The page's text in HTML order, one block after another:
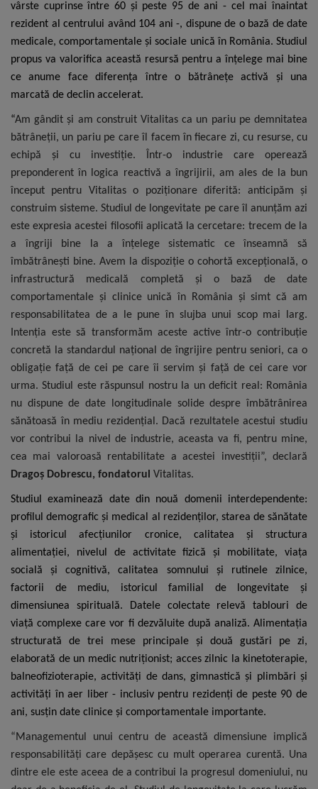
vârste cuprinse între 60 și peste 95 de ani - cel mai înaintat
rezident al centrului având 104 ani -, dispune de o bază de date
medicale, comportamentale și sociale unică în România. Studiul
propus va valorifica această resursă pentru a înțelege mai bine
ce anume face diferența între o bătrânețe activă și una
marcată de declin accelerat.
“Am gândit și am construit Vitalitas ca un pariu pe demnitatea
bătrâneții, un pariu pe care îl facem în fiecare zi, cu resurse, cu
echipă și cu investiție. Într-o industrie care operează
preponderent în logica reactivă a îngrijirii, am ales de la bun
început pentru Vitalitas o poziționare diferită: anticipăm și
construim sisteme. Studiul de longevitate pe care îl anunțăm azi
este expresia acestei filosofii aplicată la cercetare: trecem de la
a îngriji bine la a înțelege sistematic ce înseamnă să
îmbătrânești bine. Avem la dispoziție o cohortă excepțională, o
infrastructură medicală completă și o bază de date
comportamentale și clinice unică în România și simt că am
responsabilitatea de a le pune în slujba unui scop mai larg.
Intenția este să transformăm aceste active într-o contribuție
concretă la standardul național de îngrijire pentru seniori, ca o
obligație față de cei pe care îi servim și față de cei care vor
urma. Studiul este răspunsul nostru la un deficit real: România
nu dispune de date longitudinale solide despre îmbătrânirea
sănătoasă în mediu rezidențial. Dacă rezultatele acestui studiu
vor contribui la nivel de industrie, aceasta va fi, pentru mine,
cea mai valoroasă rentabilitate a acestei investiții”, declară
Dragoș Dobrescu, fondatorul Vitalitas.
Studiul examinează date din nouă domenii interdependente:
profilul demografic și medical al rezidenților, starea de sănătate
și istoricul afecțiunilor cronice, calitatea și structura
alimentației, nivelul de activitate fizică și mobilitate, viața
socială și cognitivă, calitatea somnului și rutinele zilnice,
factorii de mediu, istoricul familial de longevitate și
dimensiunea spirituală. Datele colectate relevă tablouri de
viață complexe care vor fi dezvăluite după analiză. Alimentația
structurată de trei mese principale și două gustări pe zi,
elaborată de un medic nutriționist; acces zilnic la kinetoterapie,
balneofizioterapie, activități de dans, gimnastică și plimbări și
activități în aer liber - inclusiv pentru rezidenți de peste 90 de
ani, susțin date clinice și comportamentale importante.
“Managementul unui centru de această dimensiune implică
responsabilități care depășesc cu mult operarea curentă. Una
dintre ele este aceea de a contribui la progresul domeniului, nu